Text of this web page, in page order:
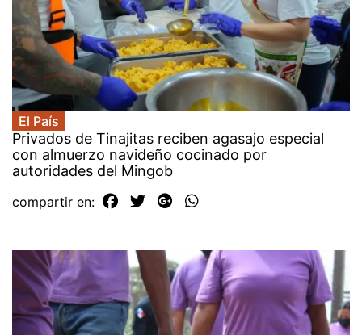
El País
Privados de Tinajitas reciben agasajo especial
con almuerzo navideño cocinado por
autoridades del Mingob
compartir en: